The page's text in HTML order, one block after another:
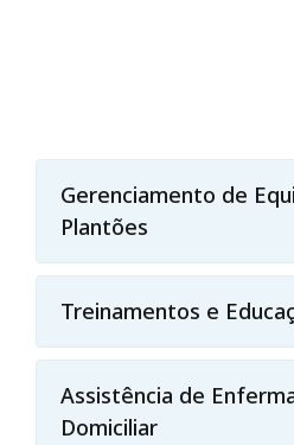
Gerenciamento de
Plantões
Treinamentos e
Assistência de
Domiciliar